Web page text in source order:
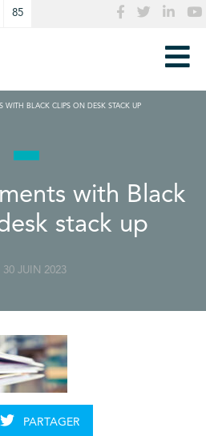
85
WITH BLACK CLIPS ON DESK STACK UP
with Black
stack up
30 JUIN 2023
PARTAGER